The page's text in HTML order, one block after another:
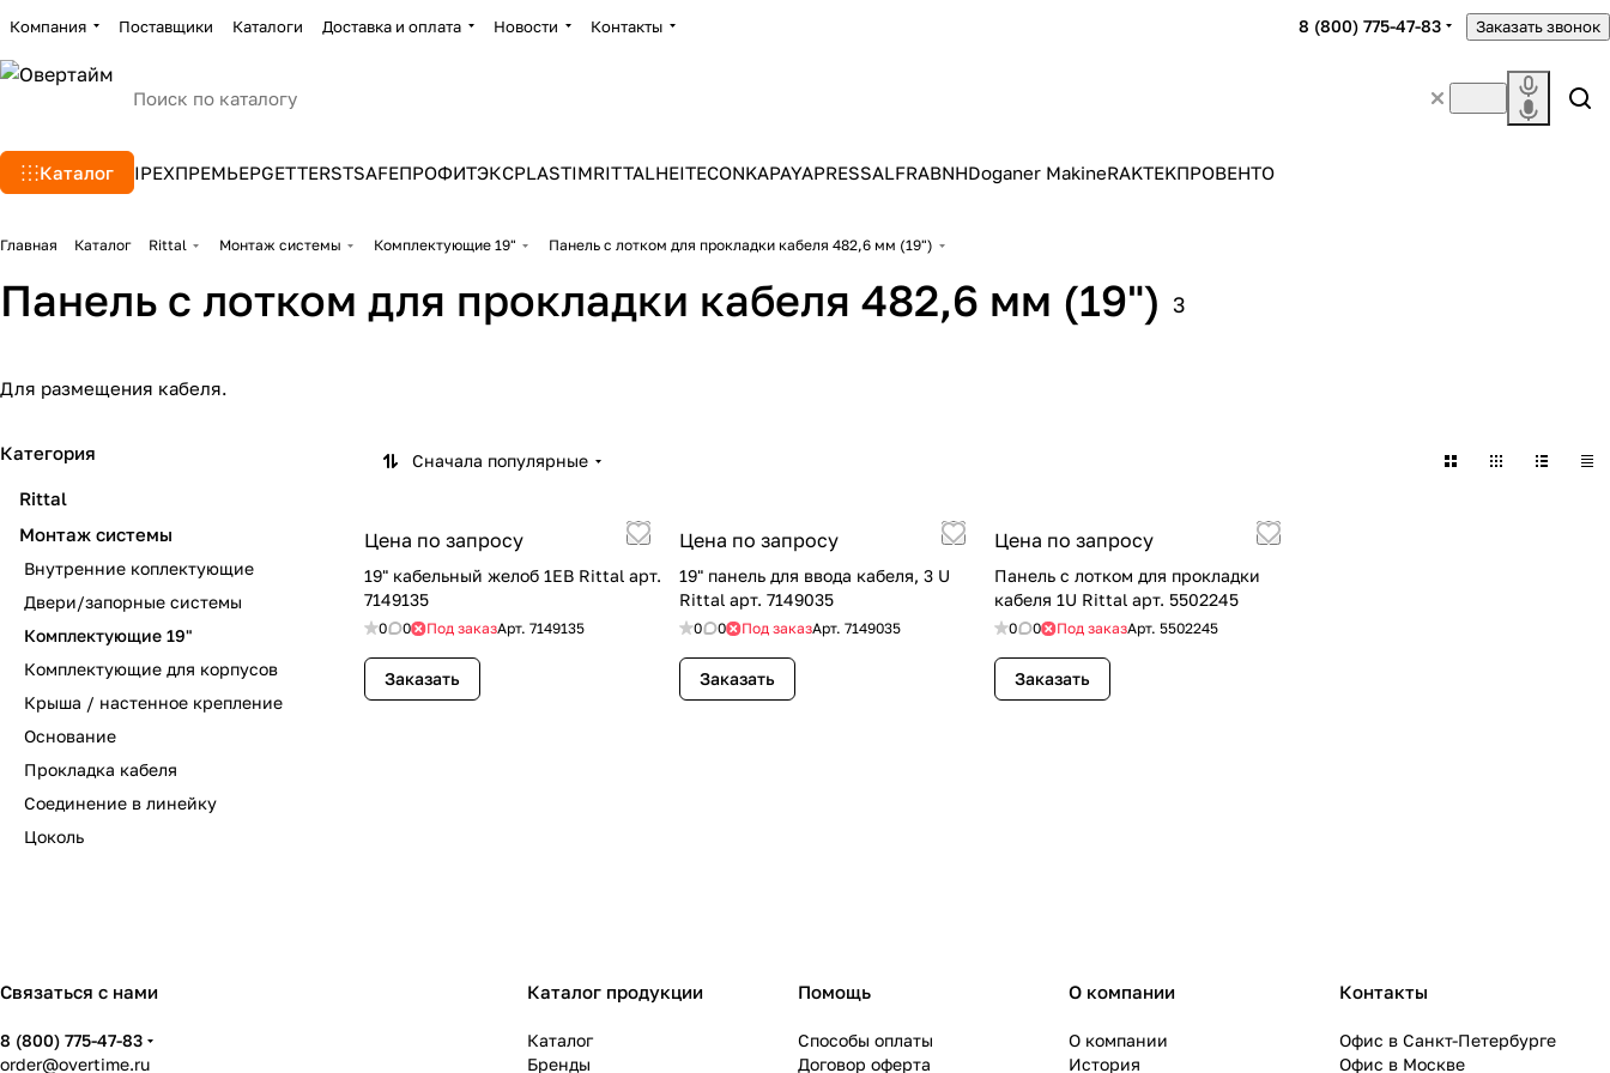
Компания Поставщики Каталоги Доставка и оплата Новости Контакты 8 (800) 775-47-83 Заказать звонок
Каталог IPEXПРЕМЬЕРGETTERSTSAFEПРОФИТЭКСPLASTIMRITTALHEITECONKAPAYAPRESSALFRABNHDoganer MakineRAKTEKПРОВЕНТО
Главная Каталог Rittal Монтаж системы Комплектующие 19" Панель с лотком для прокладки кабеля 482,6 мм (19")
Панель с лотком для прокладки кабеля 482,6 мм (19") 3
Для размещения кабеля.
Сначала популярные
Цена по запросу
19" кабельный желоб 1ЕВ Rittal арт.
7149135
0 0 Под заказАрт. 7149135
Заказать
Цена по запросу
19" панель для ввода кабеля, 3 U
Rittal арт. 7149035
0 0 Под заказАрт. 7149035
Заказать
Цена по запросу
Панель с лотком для прокладки
кабеля 1U Rittal арт. 5502245
0 0 Под заказАрт. 5502245
Заказать
Категория
Rittal
Монтаж системы
Внутренние коплектующие
Двери/запорные системы
Комплектующие 19"
Комплектующие для корпусов
Крыша / настенное крепление
Основание
Прокладка кабеля
Соединение в линейку
Цоколь
Связаться с нами
8 (800) 775-47-83
order@overtime.ru
Каталог продукции
Каталог
Бренды
Помощь
Способы оплаты
Договор оферта
О компании
О компании
История
Контакты
Офис в Санкт-Петербурге
Офис в Москве